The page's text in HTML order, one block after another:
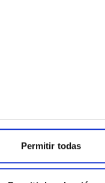
Permitir todas
que
desde la
el aprendizaje
digital para
para la gestión